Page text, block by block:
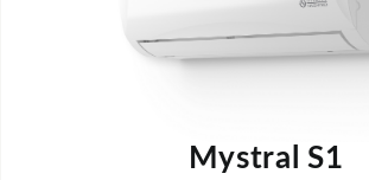
Mystral S1